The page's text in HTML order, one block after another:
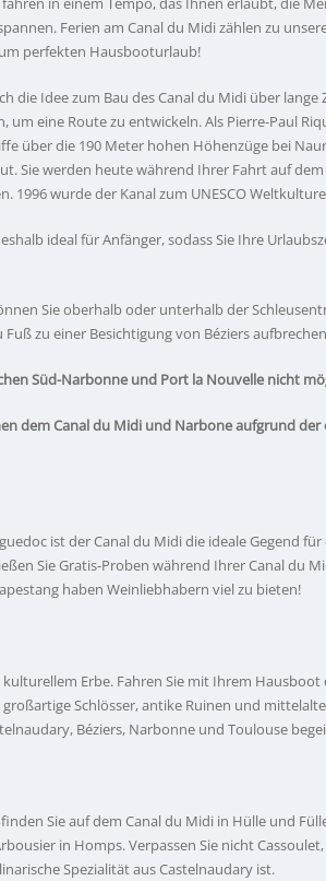
Ferien am Canal du Midi zählen zu
perfekten Hausbooturlaub!
die Idee zum Bau des Canal du Midi über lange
um eine Route zu entwickeln. Als Pierre-Paul
über die 190 Meter hohen Höhenzüge bei
Sie werden heute während Ihrer Fahrt auf
1996 wurde der Kanal zum UNESCO
ideal für Anfänger, sodass Sie Ihre
Sie oberhalb oder unterhalb der
zu einer Besichtigung von Béziers
Süd-Narbonne und Port la Nouvelle nicht
dem Canal du Midi und Narbone aufgrund
ist der Canal du Midi die ideale Gegend für
Sie Gratis-Proben während Ihrer Canal du
haben Weinliebhabern viel zu bieten!
Erbe. Fahren Sie mit Ihrem
Schlösser, antike Ruinen und
Béziers, Narbonne und Toulouse
Sie auf dem Canal du Midi in Hülle und
in Homps. Verpassen Sie nicht
Spezialität aus Castelnaudary ist.